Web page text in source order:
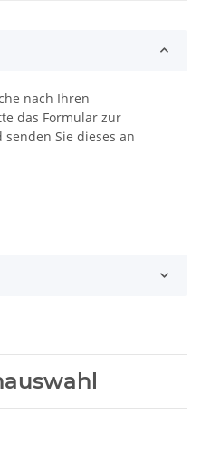
nach Ihren
das Formular zur
Sie dieses an